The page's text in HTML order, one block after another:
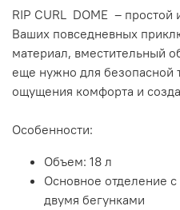
RIP CURL DOME –
Ваших повседневных
материал, вместительный
еще нужно для безопасной
ощущения комфорта и
Особенности:
Объем: 18 л
Основное отделение
двумя бегунками